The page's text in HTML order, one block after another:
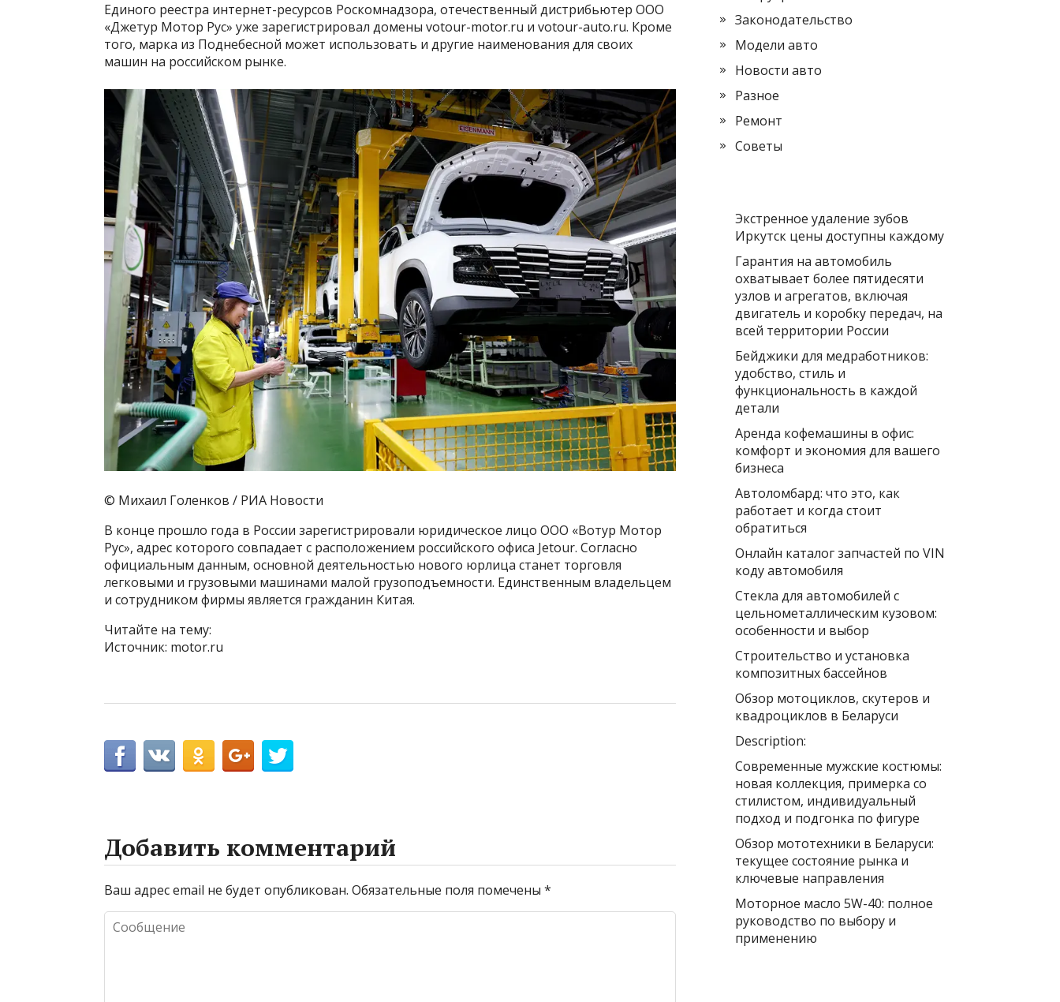
Единого реестра интернет-ресурсов Роскомнадзора, отечественный дистрибьютер ООО
«Джетур Мотор Рус» уже зарегистрировал домены votour-motor.ru и votour-auto.ru. Кроме
того, марка из Поднебесной может использовать и другие наименования для своих
машин на российском рынке.
© Михаил Голенков / РИА Новости
В конце прошло года в России зарегистрировали юридическое лицо ООО «Вотур Мотор
Рус», адрес которого совпадает с расположением российского офиса Jetour. Согласно
официальным данным, основной деятельностью нового юрлица станет торговля
легковыми и грузовыми машинами малой грузоподъемности. Единственным владельцем
и сотрудником фирмы является гражданин Китая.
Читайте на тему:
Источник: motor.ru
Добавить комментарий
Ваш адрес email не будет опубликован. Обязательные поля помечены *
Законодательство
Модели авто
Новости авто
Разное
Ремонт
Советы
Экстренное удаление зубов
Иркутск цены доступны каждому
Гарантия на автомобиль
охватывает более пятидесяти
узлов и агрегатов, включая
двигатель и коробку передач, на
всей территории России
Бейджики для медработников:
удобство, стиль и
функциональность в каждой
детали
Аренда кофемашины в офис:
комфорт и экономия для вашего
бизнеса
Автоломбард: что это, как
работает и когда стоит
обратиться
Онлайн каталог запчастей по VIN
коду автомобиля
Стекла для автомобилей с
цельнометаллическим кузовом:
особенности и выбор
Строительство и установка
композитных бассейнов
Обзор мотоциклов, скутеров и
квадроциклов в Беларуси
Description:
Современные мужские костюмы:
новая коллекция, примерка со
стилистом, индивидуальный
подход и подгонка по фигуре
Обзор мототехники в Беларуси:
текущее состояние рынка и
ключевые направления
Моторное масло 5W-40: полное
руководство по выбору и
применению